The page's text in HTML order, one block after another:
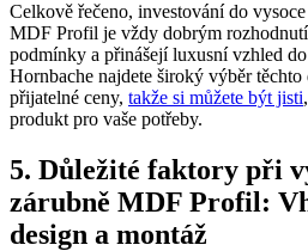
Celkově řečeno, investování do
MDF Profil je vždy dobrým
podmínky a přinášejí luxusní vzhled
Hornbache najdete široký výběr těchto
přijatelné ceny, takže si můžete být jisti
produkt pro vaše potřeby.
5. Důležité faktory při
zárubně MDF Profil:
design a montáž